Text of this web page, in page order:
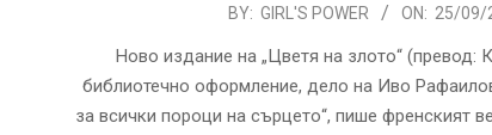
BY: GIRL'S POWER ON: 25/09/
Ново издание на „Цветя на злото“ (превод:
библиотечно оформление, дело на Иво
за всички пороци на сърцето“, пише френският